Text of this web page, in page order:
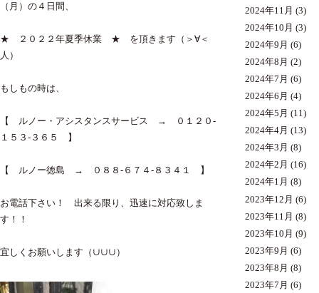
（月）の４日間、
★ ２０２２年夏季休業 ★ を頂きます（＞∀＜
人）
もしもの時は、
【 ルノー・アシスタンスサービス → ０１２０-
１５３-３６５ 】
【 ルノー徳島 → ０８８-６７４-８３４１ 】
お電話下さい！ 出来る限り、迅速に対応致しま
す！！
宜しくお願いします（∪∪∪）
2024年11月 (3)
2024年10月 (3)
2024年9月 (6)
2024年8月 (2)
2024年7月 (6)
2024年6月 (4)
2024年5月 (11)
2024年4月 (13)
2024年3月 (8)
2024年2月 (16)
2024年1月 (8)
2023年12月 (6)
2023年11月 (8)
2023年10月 (9)
2023年9月 (6)
2023年8月 (8)
2023年7月 (6)